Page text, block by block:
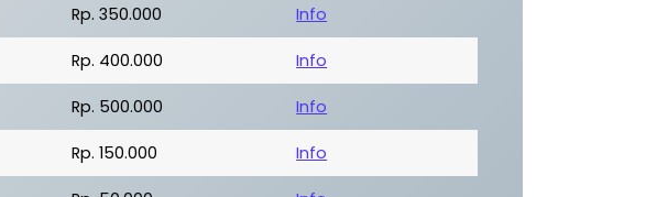
Rp. 350.000 Info
Rp. 400.000 Info
Rp. 500.000 Info
Rp. 150.000 Info